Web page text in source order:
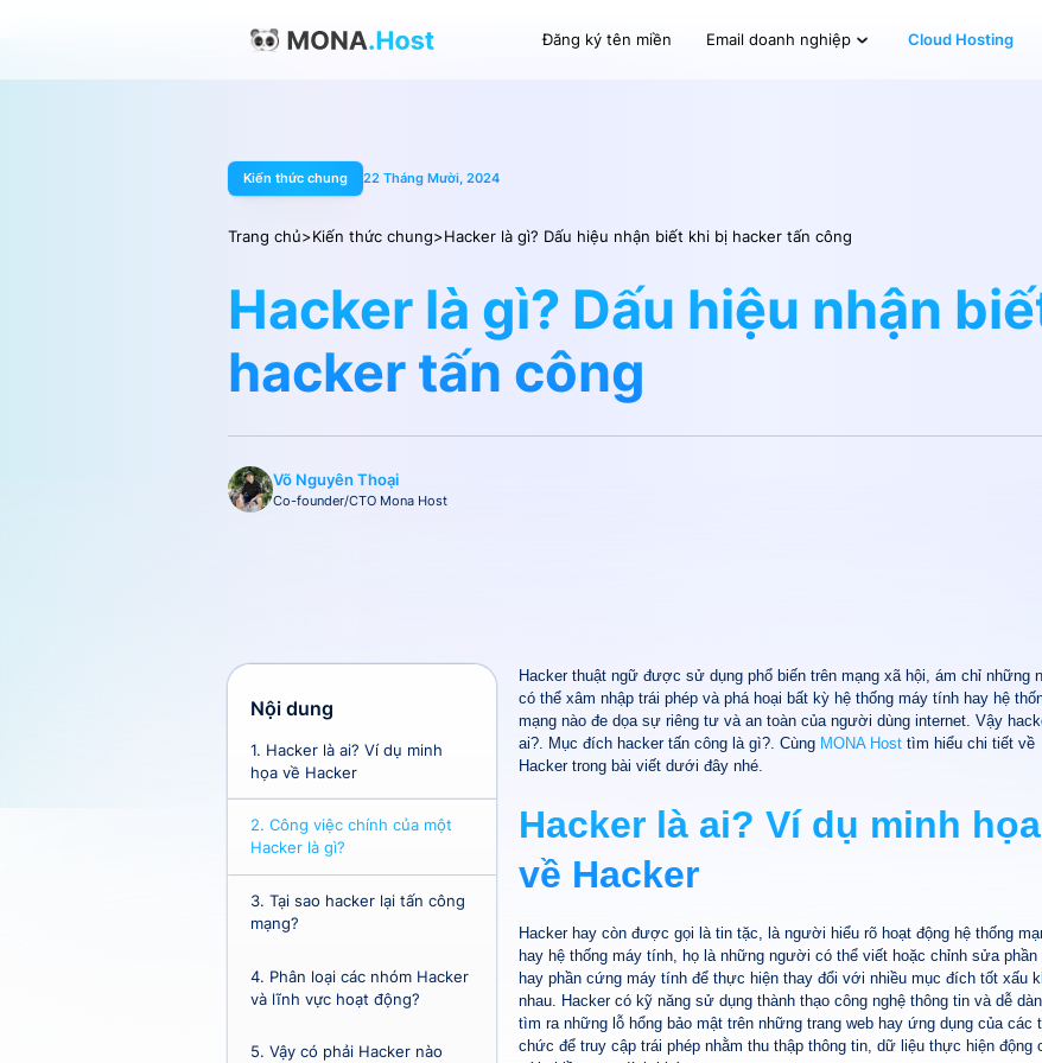
Đăng ký tên miền Email doanh nghiệp Cloud Hosting
Kiến thức chung 22 Tháng Mười, 2024
Trang chủ>Kiến thức chung>Hacker là gì? Dấu hiệu nhận biết khi bị hacker tấn công
Hacker là gì? Dấu hiệu nhận
hacker tấn công
Võ Nguyên Thoại
Co-founder/CTO Mona Host
Nội dung
1. Hacker là ai? Ví dụ minh
họa về Hacker
2. Công việc chính của một
Hacker là gì?
3. Tại sao hacker lại tấn công
mạng?
4. Phân loại các nhóm Hacker
và lĩnh vực hoạt động?
5. Vậy có phải Hacker nào
Hacker thuật ngữ được sử dụng phổ biến trên mạng xã hội, ám chỉ những
có thể xâm nhập trái phép và phá hoại bất kỳ hệ thống máy tính hay hệ
mạng nào đe dọa sự riêng tư và an toàn của người dùng internet. Vậy
ai?. Mục đích hacker tấn công là gì?. Cùng MONA Hosttìm hiểu chi tiết về
Hacker trong bài viết dưới đây nhé.
Hacker là ai? Ví dụ minh họa
về Hacker
Hacker hay còn được gọi là tin tặc, là người hiểu rõ hoạt động hệ thống
hay hệ thống máy tính, họ là những người có thể viết hoặc chỉnh sửa phần
hay phần cứng máy tính để thực hiện thay đổi với nhiều mục đích tốt xấu
nhau. Hacker có kỹ năng sử dụng thành thạo công nghệ thông tin và dễ
tìm ra những lỗ hổng bảo mật trên những trang web hay ứng dụng của các
chức để truy cập trái phép nhằm thu thập thông tin, dữ liệu thực hiện động